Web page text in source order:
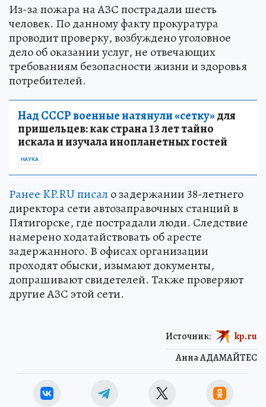
Из-за пожара на АЗС пострадали шесть
человек. По данному факту прокуратура
проводит проверку, возбуждено уголовное
дело об оказании услуг, не отвечающих
требованиям безопасности жизни и здоровья
потребителей.
Над СССР военные натянули «сетку»для
пришельцев: как страна 13 лет тайно
искала и изучала инопланетных гостей
НАУКА
Ранее KP.RU писал о задержании 38-летнего
директора сети автозаправочных станций в
Пятигорске, где пострадали люди. Следствие
намерено ходатайствовать об аресте
задержанного. В офисах организации
проходят обыски, изымают документы,
допрашивают свидетелей. Также проверяют
другие АЗС этой сети.
Анна АДАМАЙТЕС
Источник: kp.ru